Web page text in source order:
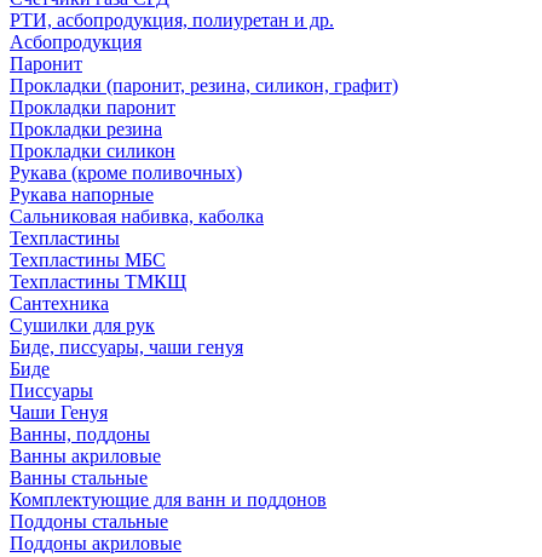
РТИ, асбопродукция, полиуретан и др.
Асбопродукция
Паронит
Прокладки (паронит, резина, силикон, графит)
Прокладки паронит
Прокладки резина
Прокладки силикон
Рукава (кроме поливочных)
Рукава напорные
Сальниковая набивка, каболка
Техпластины
Техпластины МБС
Техпластины ТМКЩ
Сантехника
Сушилки для рук
Биде, писсуары, чаши генуя
Биде
Писсуары
Чаши Генуя
Ванны, поддоны
Ванны акриловые
Ванны стальные
Комплектующие для ванн и поддонов
Поддоны стальные
Поддоны акриловые